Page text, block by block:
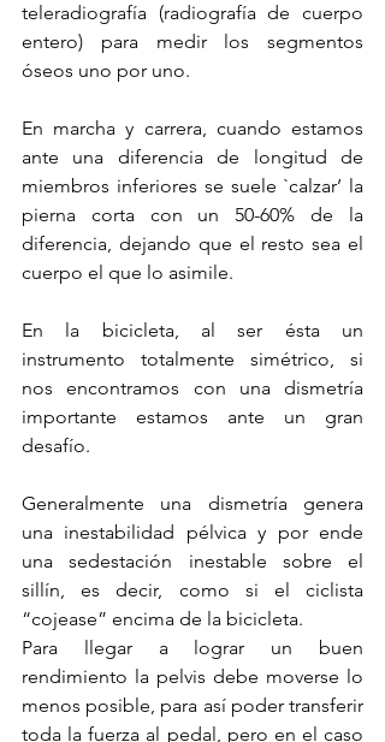
teleradiografía (radiografía de cuerpo
entero) para medir los segmentos
óseos uno por uno.
En marcha y carrera, cuando estamos
ante una diferencia de longitud de
miembros inferiores se suele `calzar’ la
pierna corta con un 50-60% de la
diferencia, dejando que el resto sea el
cuerpo el que lo asimile.
En la bicicleta, al ser ésta un
instrumento totalmente simétrico, si
nos encontramos con una dismetría
importante estamos ante un gran
desafío.
Generalmente una dismetría genera
una inestabilidad pélvica y por ende
una sedestación inestable sobre el
sillín, es decir, como si el ciclista
“cojease” encima de la bicicleta.
Para llegar a lograr un buen
rendimiento la pelvis debe moverse lo
menos posible, para así poder transferir
toda la fuerza al pedal, pero en el caso